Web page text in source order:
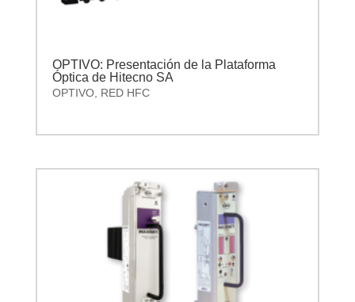
OPTIVO: Presentación de la Plataforma
Óptica de Hitecno SA
OPTIVO, RED HFC